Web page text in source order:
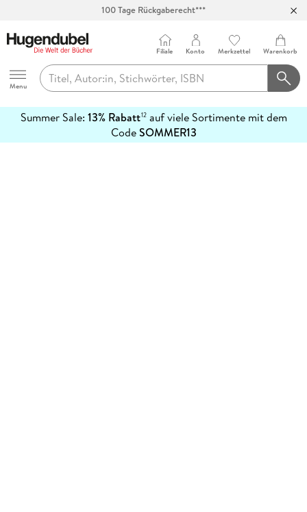
100 Tage Rückgaberecht***
Hugendubel
Menu
Filiale Konto Merkzettel Warenkorb
Summer Sale: 13% Rabatt12auf viele Sortimente mit dem
CodeSOMMER13
erfahren